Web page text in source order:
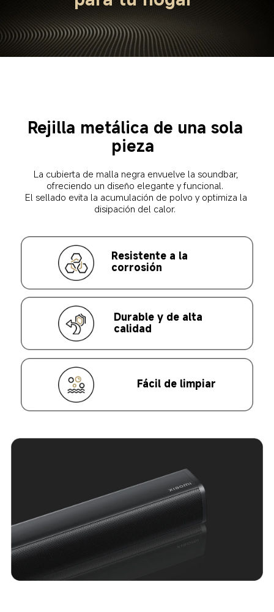
Rejilla metálica de una sola
pieza
La cubierta de malla negra envuelve la soundbar,
ofreciendo un diseño elegante y funcional.
El sellado evita la acumulación de polvo y optimiza la
disipación del calor.
Resistente a la
corrosión
Durable y de alta
calidad
Fácil de limpiar